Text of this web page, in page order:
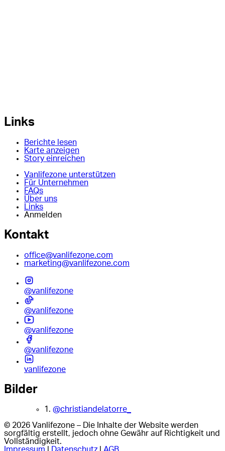
Links
Berichte lesen
Karte anzeigen
Story einreichen
Vanlifezone unterstützen
Für Unternehmen
FAQs
Über uns
Links
Anmelden
Kontakt
office@vanlifezone.com
marketing@vanlifezone.com
@vanlifezone
@vanlifezone
@vanlifezone
@vanlifezone
vanlifezone
Bilder
1. @christiandelatorre_
© 2026 Vanlifezone – Die Inhalte der Website werden
sorgfältig erstellt, jedoch ohne Gewähr auf Richtigkeit und
Vollständigkeit.